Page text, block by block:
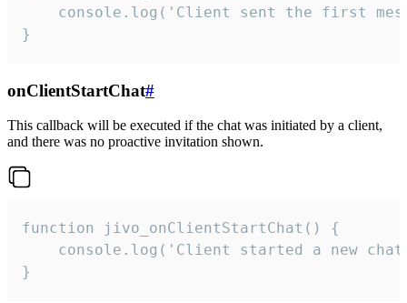
console.log('Client sent the first
}
onClientStartChat#
This callback will be executed if the chat was initiated by a client,
and there was no proactive invitation shown.
function jivo_onClientStartChat() {
console.log('Client started a new
}